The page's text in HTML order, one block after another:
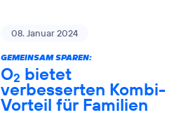
08. Januar 2024
GEMEINSAM SPAREN:
O2 bietet
verbesserten Kombi-
Vorteil für Familien